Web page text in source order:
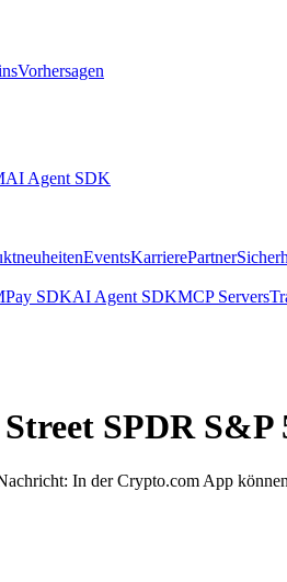
Vorhersagen
AI Agent SDK
EventsKarrierePartner
Pay SDKAI Agent SDKMCP Servers
Street SPDR
In der Crypto.com App